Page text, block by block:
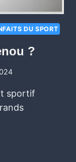
DU SPORT
?
sportif